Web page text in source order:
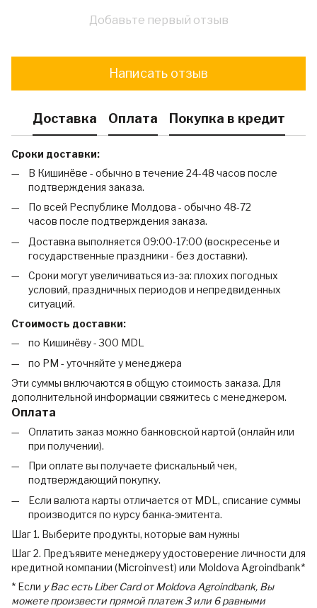
Добавьте первый отзыв
Написать отзыв
Доставка Оплата Покупка в кредит
Сроки доставки:
В Кишинёве - обычно в течение 24-48 часов после
подтверждения заказа.
По всей Республике Молдова - обычно 48-72
часов после подтверждения заказа.
Доставка выполняется 09:00-17:00 (воскресенье и
государственные праздники - без доставки).
Сроки могут увеличиваться из-за: плохих погодных
условий, праздничных периодов и непредвиденных
ситуаций.
Стоимость доставки:
по Кишинёву - 300 MDL
по РМ - уточняйте у менеджера
Эти суммы включаются в общую стоимость заказа. Для
дополнительной информации свяжитесь с менеджером.
Оплата
Оплатить заказ можно банковской картой (онлайн или
при получении).
При оплате вы получаете фискальный чек,
подтверждающий покупку.
Если валюта карты отличается от MDL, списание суммы
производится по курсу банка-эмитента.
Шаг 1. Выберите продукты, которые вам нужны
Шаг 2. Предъявите менеджеру удостоверение личности для
кредитной компании (Microinvest) или Moldova Agroindbank*
* Если у Вас есть Liber Card от Moldova Agroindbank, Вы
можете произвести прямой платеж 3 или 6 равными